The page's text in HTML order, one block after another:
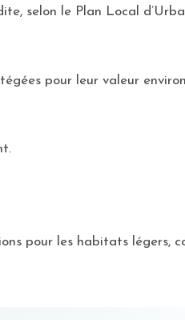
selon le Plan Local
pour leur valeur
pour les habitats légers,